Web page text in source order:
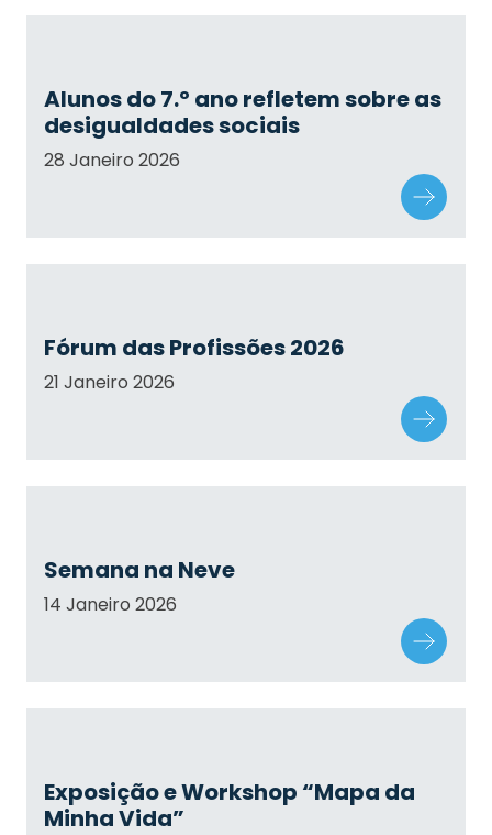
Alunos do 7.º ano refletem sobre as
desigualdades sociais
28 Janeiro 2026
Fórum das Profissões 2026
21 Janeiro 2026
Semana na Neve
14 Janeiro 2026
Exposição e Workshop “Mapa da
Minha Vida”